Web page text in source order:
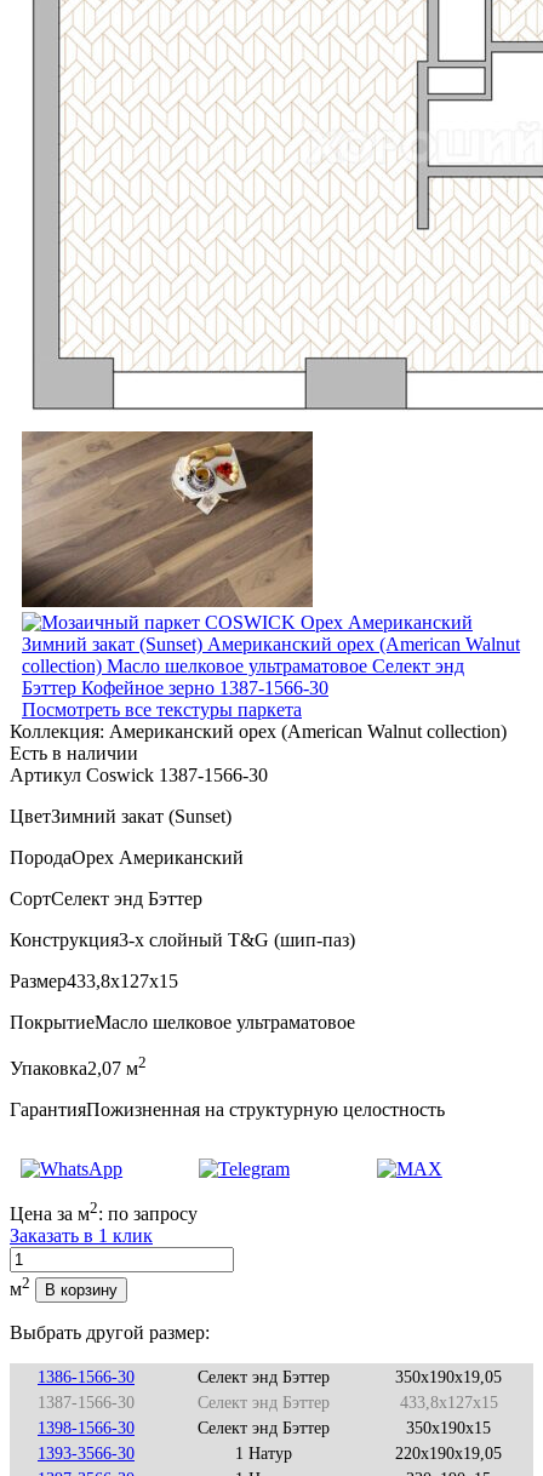
Посмотреть все текстуры паркета
Коллекция: Американский орех (American Walnut collection)
Есть в наличии
Артикул Coswick 1387-1566-30
ЦветЗимний закат (Sunset)
ПородаОрех Американский
СортСелект энд Бэттер
Конструкция3-х слойный T&G (шип-паз)
Размер433,8x127x15
ПокрытиеМасло шелковое ультраматовое
Упаковка2,07 м2
ГарантияПожизненная на структурную целостность
Цена за м2: по запросу
Заказать в 1 клик
Количество
м2 В корзину
Выбрать другой размер:
1386-1566-30 Селект энд Бэттер
350x190x19,05
1387-1566-30
Селект энд Бэттер
433,8x127x15
1398-1566-30
Селект энд Бэттер
350x190x15
1393-3566-30
1 Натур
220x190x19,05